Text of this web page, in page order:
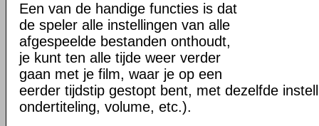
Een van de handige functies is dat
de speler alle instellingen van alle
afgespeelde bestanden onthoudt,
je kunt ten alle tijde weer verder
gaan met je film, waar je op een
eerder tijdstip gestopt bent, met dezelfde
ondertiteling, volume, etc.).